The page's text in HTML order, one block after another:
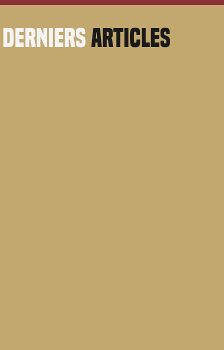
derniersarticles